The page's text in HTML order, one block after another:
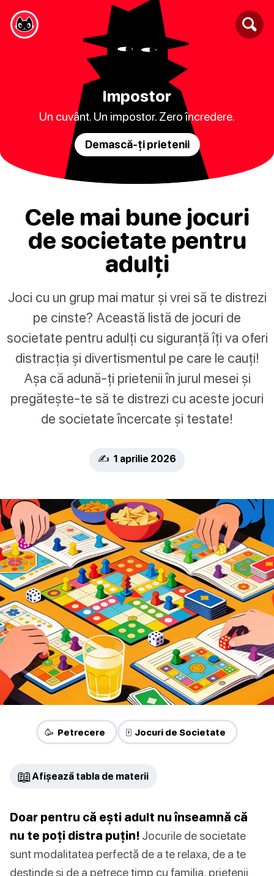
Impostor
Un cuvânt. Un impostor. Zero încredere.
Demască-ți prietenii
Cele mai bune jocuri
de societate pentru
adulți
Joci cu un grup mai matur și vrei să te distrezi
pe cinste? Această listă de jocuri de
societate pentru adulți cu siguranță îți va oferi
distracția și divertismentul pe care le cauți!
Așa că adună-ți prietenii în jurul mesei și
pregătește-te să te distrezi cu aceste jocuri
de societate încercate și testate!
✍️ 1 aprilie 2026
🥳 Petrecere 🀄 Jocuri de Societate
📖 Afișează tabla de materii
Doar pentru că ești adult nu înseamnă că
nu te poți distra puțin! Jocurile de societate
sunt modalitatea perfectă de a te relaxa, de a te
destinde și de a petrece timp cu familia, prietenii